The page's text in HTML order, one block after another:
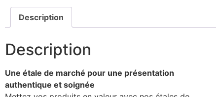
Description
Description
Une étale de marché pour une présentation
authentique et soignée